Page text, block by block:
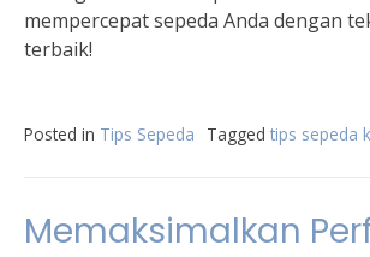
mempercepat sepeda Anda dengan
terbaik!
Posted in Tips Sepeda Tagged tips sepeda
Memaksimalkan